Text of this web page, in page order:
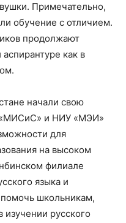
Примечательно,
обучение с отличием.
продолжают
как в
начали свою
и НИУ «МЭИ»
для
на высоком
филиале
языка и
школьникам,
изучении русского